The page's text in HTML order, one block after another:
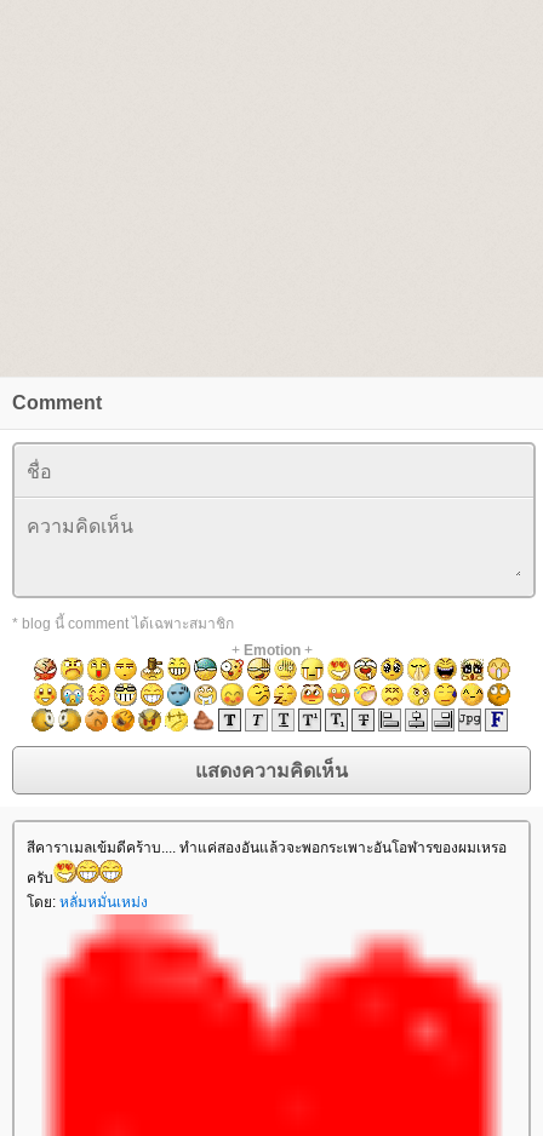
Comment
* blog นี้ comment ได้เฉพาะสมาชิก
+ Emotion+
สีคาราเมลเข้มดีคร้าบ.... ทำแค่สองอันแล้วจะพอกระเพาะอันโอฬารของผมเหรอ
ครับ
ดย: หลั่มหมั่นเหม่ง